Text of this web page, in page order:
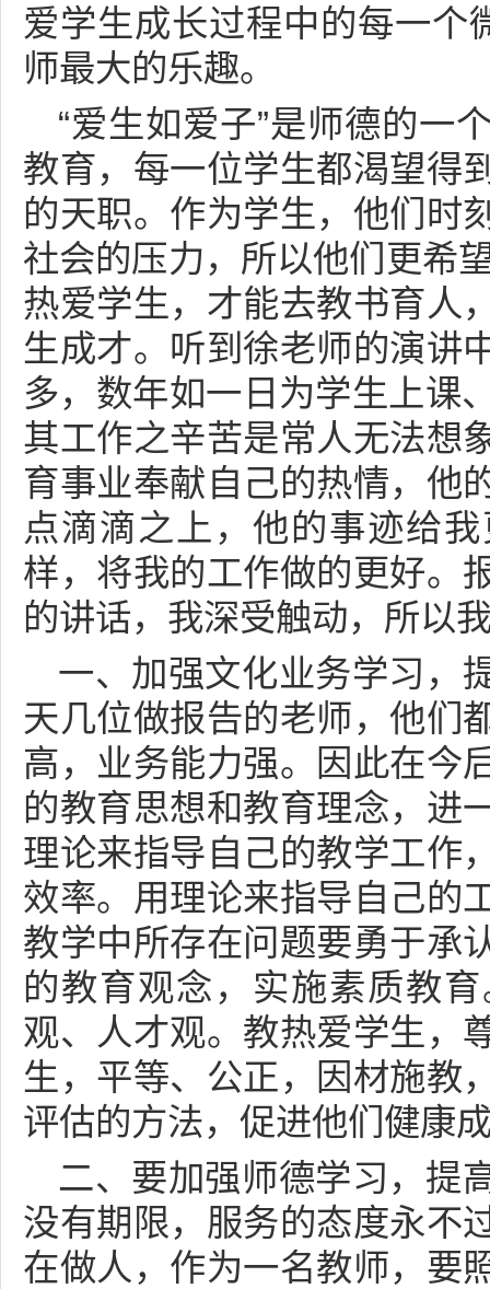
爱学生成长过程中的每一个
师最大的乐趣。
“爱生如爱子”是师德的一
教育，每一位学生都渴望得
的天职。作为学生，他们时
社会的压力，所以他们更希
热爱学生，才能去教书育人
生成才。听到徐老师的演讲
多，数年如一日为学生上课
其工作之辛苦是常人无法想
育事业奉献自己的热情，他
点滴滴之上，他的事迹给
样，将我的工作做的更好。
的讲话，我深受触动，所以
一、加强文化业务学习，
天几位做报告的老师，他们
高，业务能力强。因此在今
的教育思想和教育理念，进
理论来指导自己的教学工作
效率。用理论来指导自己的
教学中所存在问题要勇于承
的教育观念，实施素质教
观、人才观。教热爱学生，
生，平等、公正，因材施教
评估的方法，促进他们健康
二、要加强师德学习，提
没有期限，服务的态度永不
在做人，作为一名教师，要